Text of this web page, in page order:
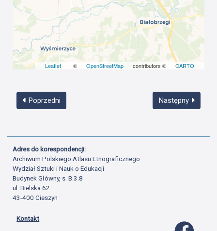
Leaflet | © OpenStreetMap contributors © CARTO
Poprzedni Następny
Adres do korespondencji:
Archiwum Polskiego Atlasu Etnograficznego
Wydział Sztuki i Nauk o Edukacji
Budynek Główny, s. B.3.8
ul. Bielska 62
43-400 Cieszyn
Kontakt